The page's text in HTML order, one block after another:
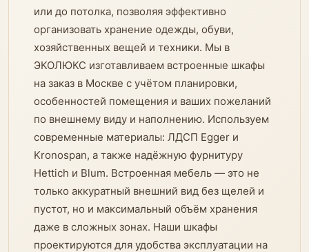
или до потолка, позволяя эффективно
организовать хранение одежды, обуви,
хозяйственных вещей и техники. Мы в
ЭКОЛЮКС изготавливаем встроенные шкафы
на заказ в Москве с учётом планировки,
особенностей помещения и ваших пожеланий
по внешнему виду и наполнению. Используем
современные материалы: ЛДСП Egger и
Kronospan, а также надёжную фурнитуру
Hettich и Blum. Встроенная мебель — это не
только аккуратный внешний вид без щелей и
пустот, но и максимальный объём хранения
даже в сложных зонах. Наши шкафы
проектируются для удобства эксплуатации на